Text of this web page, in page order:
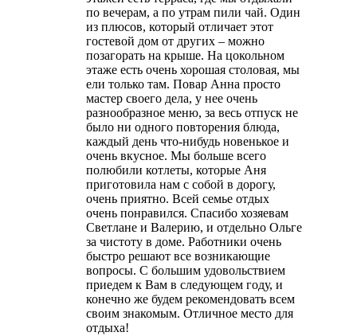
по вечерам, а по утрам пили чай. Один
из плюсов, который отличает этот
гостевой дом от других – можно
позагорать на крыше. На цокольном
этаже есть очень хорошая столовая, мы
ели только там. Повар Анна просто
мастер своего дела, у нее очень
разнообразное меню, за весь отпуск не
было ни одного повторения блюда,
каждый день что-нибудь новенькое и
очень вкусное. Мы больше всего
полюбили котлеты, которые Аня
приготовила нам с собой в дорогу,
очень приятно. Всей семье отдых
очень понравился. Спасибо хозяевам
Светлане и Валерию, и отдельно Ольге
за чистоту в доме. Работники очень
быстро решают все возникающие
вопросы. С большим удовольствием
приедем к Вам в следующем году, и
конечно же будем рекомендовать всем
своим знакомым. Отличное место для
отдыха!